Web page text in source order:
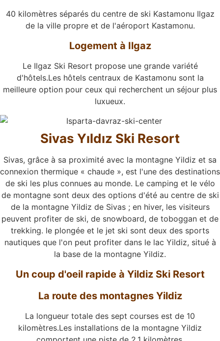
40 kilomètres séparés du centre de ski Kastamonu Ilgaz
de la ville propre et de l'aéroport Kastamonu.
Logement à Ilgaz
Le Ilgaz Ski Resort propose une grande variété
d'hôtels.Les hôtels centraux de Kastamonu sont la
meilleure option pour ceux qui recherchent un séjour plus
luxueux.
Sivas Yıldız Ski Resort
Sivas, grâce à sa proximité avec la montagne Yildiz et sa
connexion thermique « chaude », est l'une des destinations
de ski les plus connues au monde. Le camping et le vélo
de montagne sont deux des options d'été au centre de ski
de la montagne Yildiz de Sivas ; en hiver, les visiteurs
peuvent profiter de ski, de snowboard, de toboggan et de
trekking. le plongée et le jet ski sont deux des sports
nautiques que l'on peut profiter dans le lac Yildiz, situé à
la base de la montagne Yildiz.
Un coup d'oeil rapide à Yildiz Ski Resort
La route des montagnes Yildiz
La longueur totale des sept courses est de 10
kilomètres.Les installations de la montagne Yildiz